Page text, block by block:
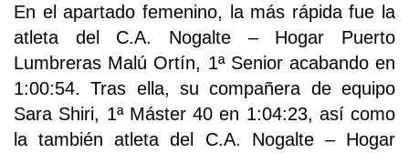
En el apartado femenino, la más rápida fue la
atleta del C.A. Nogalte – Hogar Puerto
Lumbreras Malú Ortín, 1ª Senior acabando en
1:00:54. Tras ella, su compañera de equipo
Sara Shiri, 1ª Máster 40 en 1:04:23, así como
la también atleta del C.A. Nogalte – Hogar